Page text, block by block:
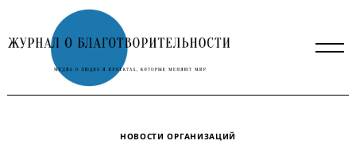
to
content
НОВОСТИ ОРГАНИЗАЦИЙ